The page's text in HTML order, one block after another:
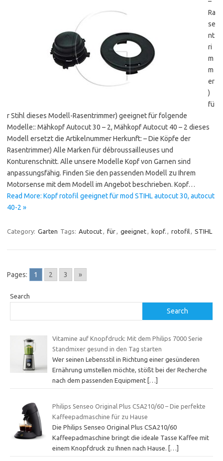
Ra
se
nt
ri
m
m
er
)
fü
r Stihl dieses Modell-Rasentrimmer) geeignet für folgende
Modelle:: Mähkopf Autocut 30 – 2, Mähkopf Autocut 40 – 2 dieses
Modell ersetzt die Artikelnummer Herkunft: – Die Köpfe der
Rasentrimmer) Alle Marken für débroussailleuses und
Konturenschnitt. Alle unsere Modelle Kopf von Garnen sind
anpassungsfähig. Finden Sie den passenden Modell zu Ihrem
Motorsense mit dem Modell im Angebot beschrieben. Kopf…
Read More: Kopf rotofil geeignet für mod STIHL autocut 30, autocut
40-2 »
Category: Garten Tags: Autocut, für, geeignet, kopf. , rotofil, STIHL
Pages: 1 2 3 »
Search
Search
Vitamine auf Knopfdruck: Mit dem Philips 7000 Serie
Standmixer gesund in den Tag starten
Wer seinen Lebensstil in Richtung einer gesünderen
Ernährung umstellen möchte, stößt bei der Recherche
nach dem passenden Equipment […]
Philips Senseo Original Plus CSA210/60 – Die perfekte
Kaffeepadmaschine für zu Hause
Die Philips Senseo Original Plus CSA210/60
Kaffeepadmaschine bringt die ideale Tasse Kaffee mit
einem Knopfdruck zu Ihnen nach Hause.
[…]